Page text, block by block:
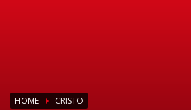
HOME CRISTO